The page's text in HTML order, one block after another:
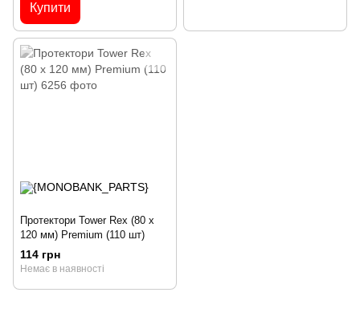
Купити
Протектори Tower Rex (80 x
120 мм) Premium (110 шт)
114 грн
Немає в наявності